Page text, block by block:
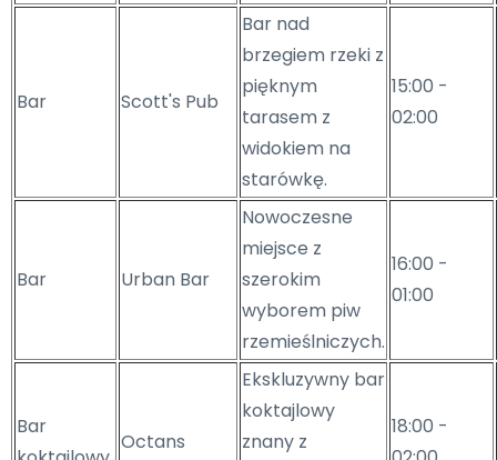
Bar Scott's Pub
Bar nad
brzegiem rzeki z
pięknym
tarasem z
widokiem na
starówkę.
15:00 -
02:00
Bar Urban Bar
Nowoczesne
miejsce z
szerokim
wyborem piw
rzemieślniczych.
16:00 -
01:00
Bar
Octans
Ekskluzywny bar
koktajlowy
znany z
18:00 -